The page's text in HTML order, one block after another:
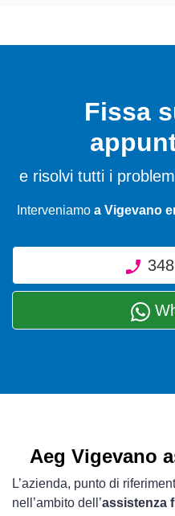
Fissa
e risolvi tutti i
Interveniamo a Vigevano
Aeg Vigevano
L’azienda, punto di
nell’ambito dell’assistenza